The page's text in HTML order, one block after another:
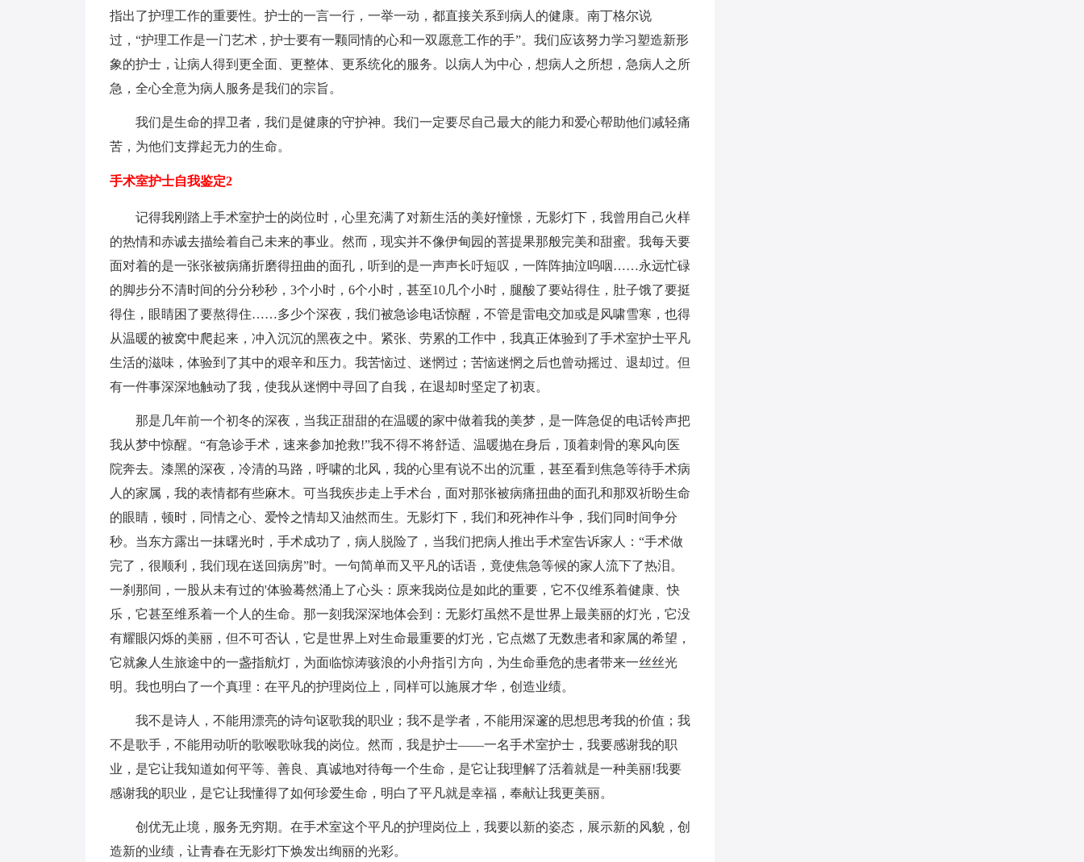
指出了护理工作的重要性。护士的一言一行，一举一动，都直接关系到病人的健康。南丁格尔说
过，“护理工作是一门艺术，护士要有一颗同情的心和一双愿意工作的手”。我们应该努力学习塑造新形
象的护士，让病人得到更全面、更整体、更系统化的服务。以病人为中心，想病人之所想，急病人之所
急，全心全意为病人服务是我们的宗旨。
我们是生命的捍卫者，我们是健康的守护神。我们一定要尽自己最大的能力和爱心帮助他们减轻痛
苦，为他们支撑起无力的生命。
手术室护士自我鉴定2
记得我刚踏上手术室护士的岗位时，心里充满了对新生活的美好憧憬，无影灯下，我曾用自己火样
的热情和赤诚去描绘着自己未来的事业。然而，现实并不像伊甸园的菩提果那般完美和甜蜜。我每天要
面对着的是一张张被病痛折磨得扭曲的面孔，听到的是一声声长吁短叹，一阵阵抽泣呜咽……永远忙碌
的脚步分不清时间的分分秒秒，3个小时，6个小时，甚至10几个小时，腿酸了要站得住，肚子饿了要挺
得住，眼睛困了要熬得住……多少个深夜，我们被急诊电话惊醒，不管是雷电交加或是风啸雪寒，也得
从温暖的被窝中爬起来，冲入沉沉的黑夜之中。紧张、劳累的工作中，我真正体验到了手术室护士平凡
生活的滋味，体验到了其中的艰辛和压力。我苦恼过、迷惘过；苦恼迷惘之后也曾动摇过、退却过。但
有一件事深深地触动了我，使我从迷惘中寻回了自我，在退却时坚定了初衷。
那是几年前一个初冬的深夜，当我正甜甜的在温暖的家中做着我的美梦，是一阵急促的电话铃声把
我从梦中惊醒。“有急诊手术，速来参加抢救!”我不得不将舒适、温暖抛在身后，顶着刺骨的寒风向医
院奔去。漆黑的深夜，冷清的马路，呼啸的北风，我的心里有说不出的沉重，甚至看到焦急等待手术病
人的家属，我的表情都有些麻木。可当我疾步走上手术台，面对那张被病痛扭曲的面孔和那双祈盼生命
的眼睛，顿时，同情之心、爱怜之情却又油然而生。无影灯下，我们和死神作斗争，我们同时间争分
秒。当东方露出一抹曙光时，手术成功了，病人脱险了，当我们把病人推出手术室告诉家人：“手术做
完了，很顺利，我们现在送回病房”时。一句简单而又平凡的话语，竟使焦急等候的家人流下了热泪。
一刹那间，一股从未有过的'体验蓦然涌上了心头：原来我岗位是如此的重要，它不仅维系着健康、快
乐，它甚至维系着一个人的生命。那一刻我深深地体会到：无影灯虽然不是世界上最美丽的灯光，它没
有耀眼闪烁的美丽，但不可否认，它是世界上对生命最重要的灯光，它点燃了无数患者和家属的希望，
它就象人生旅途中的一盏指航灯，为面临惊涛骇浪的小舟指引方向，为生命垂危的患者带来一丝丝光
明。我也明白了一个真理：在平凡的护理岗位上，同样可以施展才华，创造业绩。
我不是诗人，不能用漂亮的诗句讴歌我的职业；我不是学者，不能用深邃的思想思考我的价值；我
不是歌手，不能用动听的歌喉歌咏我的岗位。然而，我是护士——一名手术室护士，我要感谢我的职
业，是它让我知道如何平等、善良、真诚地对待每一个生命，是它让我理解了活着就是一种美丽!我要
感谢我的职业，是它让我懂得了如何珍爱生命，明白了平凡就是幸福，奉献让我更美丽。
创优无止境，服务无穷期。在手术室这个平凡的护理岗位上，我要以新的姿态，展示新的风貌，创
造新的业绩，让青春在无影灯下焕发出绚丽的光彩。